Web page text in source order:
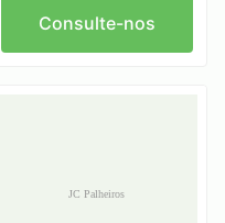
Consulte-nos